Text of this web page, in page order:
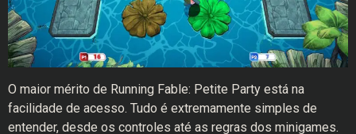
O maior mérito de Running Fable: Petite Party está na
facilidade de acesso. Tudo é extremamente simples de
entender, desde os controles até as regras dos minigames.